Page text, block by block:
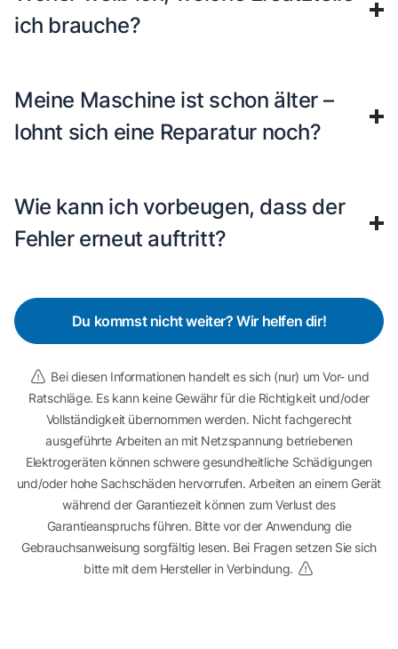
ich brauche?
Meine Maschine ist schon älter –
lohnt sich eine Reparatur noch?
Wie kann ich vorbeugen, dass der
Fehler erneut auftritt?
Du kommst nicht weiter? Wir helfen dir!
Bei diesen Informationen handelt es sich (nur) um Vor- und
Ratschläge. Es kann keine Gewähr für die Richtigkeit und/oder
Vollständigkeit übernommen werden. Nicht fachgerecht
ausgeführte Arbeiten an mit Netzspannung betriebenen
Elektrogeräten können schwere gesundheitliche Schädigungen
und/oder hohe Sachschäden hervorrufen. Arbeiten an einem Gerät
während der Garantiezeit können zum Verlust des
Garantieanspruchs führen. Bitte vor der Anwendung die
Gebrauchsanweisung sorgfältig lesen. Bei Fragen setzen Sie sich
bitte mit dem Hersteller in Verbindung.